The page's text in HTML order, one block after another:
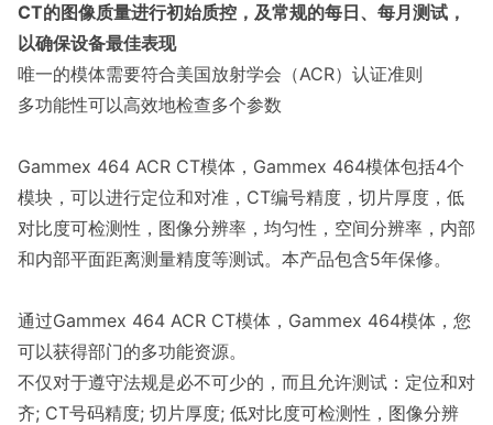
CT的图像质量进行初始质控，及常规的每日、每月测试，
以确保设备最佳表现
唯一的模体需要符合美国放射学会（ACR）认证准则
多功能性可以高效地检查多个参数
Gammex 464 ACR CT模体，Gammex 464模体包括4个
模块，可以进行定位和对准，CT编号精度，切片厚度，低
对比度可检测性，图像分辨率，均匀性，空间分辨率，内部
和内部平面距离测量精度等测试。 本产品包含5年保修。
通过Gammex 464 ACR CT模体，Gammex 464模体，您
可以获得部门的多功能资源。
不仅对于遵守法规是必不可少的，而且允许测试：定位和对
齐; CT号码精度; 切片厚度; 低对比度可检测性，图像分辨